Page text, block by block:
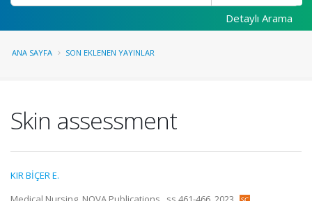
Detaylı Arama
ANA SAYFA SON EKLENEN YAYINLAR
Skin assessment
KIR BİÇER E.